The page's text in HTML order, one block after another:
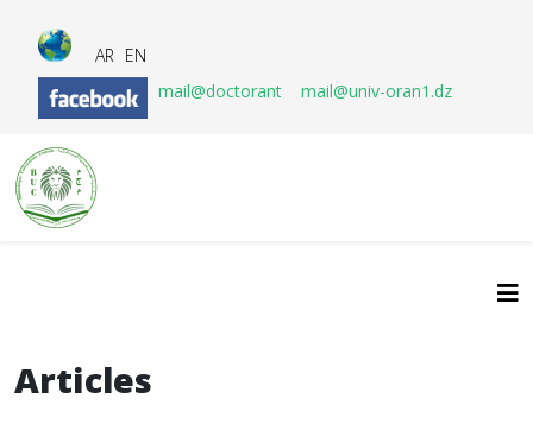
AR EN
mail@doctorant
mail@univ-oran1.dz
Articles